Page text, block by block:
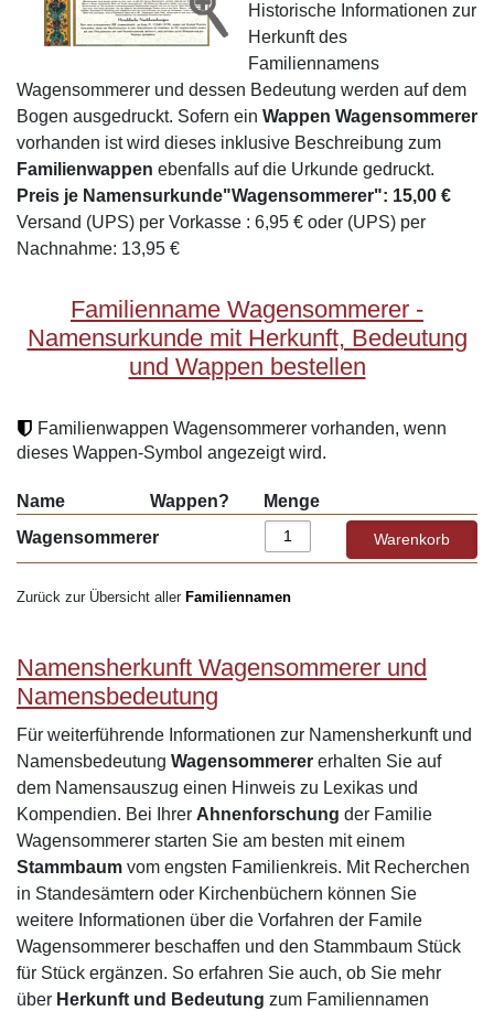
Historische Informationen zur
Herkunft des
Familiennamens
Wagensommerer und dessen Bedeutung werden auf dem
Bogen ausgedruckt. Sofern ein Wappen Wagensommerer
vorhanden ist wird dieses inklusive Beschreibung zum
Familienwappen ebenfalls auf die Urkunde gedruckt.
Preis je Namensurkunde"Wagensommerer": 15,00 €
Versand (UPS) per Vorkasse : 6,95 € oder (UPS) per
Nachnahme: 13,95 €
Familienname Wagensommerer -
Namensurkunde mit Herkunft, Bedeutung
und Wappen bestellen
Familienwappen Wagensommerer vorhanden, wenn
dieses Wappen-Symbol angezeigt wird.
Name Wappen?
Menge
Wagensommerer
Zurück zur Übersicht aller Familiennamen
Namensherkunft Wagensommerer und
Namensbedeutung
Für weiterführende Informationen zur Namensherkunft und
Namensbedeutung Wagensommerer erhalten Sie auf
dem Namensauszug einen Hinweis zu Lexikas und
Kompendien. Bei Ihrer Ahnenforschung der Familie
Wagensommerer starten Sie am besten mit einem
Stammbaum vom engsten Familienkreis. Mit Recherchen
in Standesämtern oder Kirchenbüchern können Sie
weitere Informationen über die Vorfahren der Famile
Wagensommerer beschaffen und den Stammbaum Stück
für Stück ergänzen. So erfahren Sie auch, ob Sie mehr
über Herkunft und Bedeutung zum Familiennamen